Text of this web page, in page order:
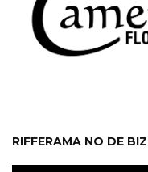
RIFFERAMA NO DE